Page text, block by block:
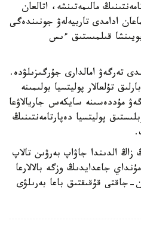
مالىمەتىنشە، اتالعان
ادامدى تاربيەلەۋ جونىندەگى
قىلمىستىق ءىس
تەرگەۋ امالدارى جۇرگىزىلۋدە.
تۇلعالار پوليتسيا بولىمىنە
مۇددەسىنە سايكەس جاريالاۋعا
پوليتسيا دەپارتامەنتىنىڭ
زاڭ الدىندا جاۋاپ بەرۋىن تالاپ
جاعدايدىڭ وزگە بالالارعا
جاقتى قۇقىقتىق باعا بەرىلۋى